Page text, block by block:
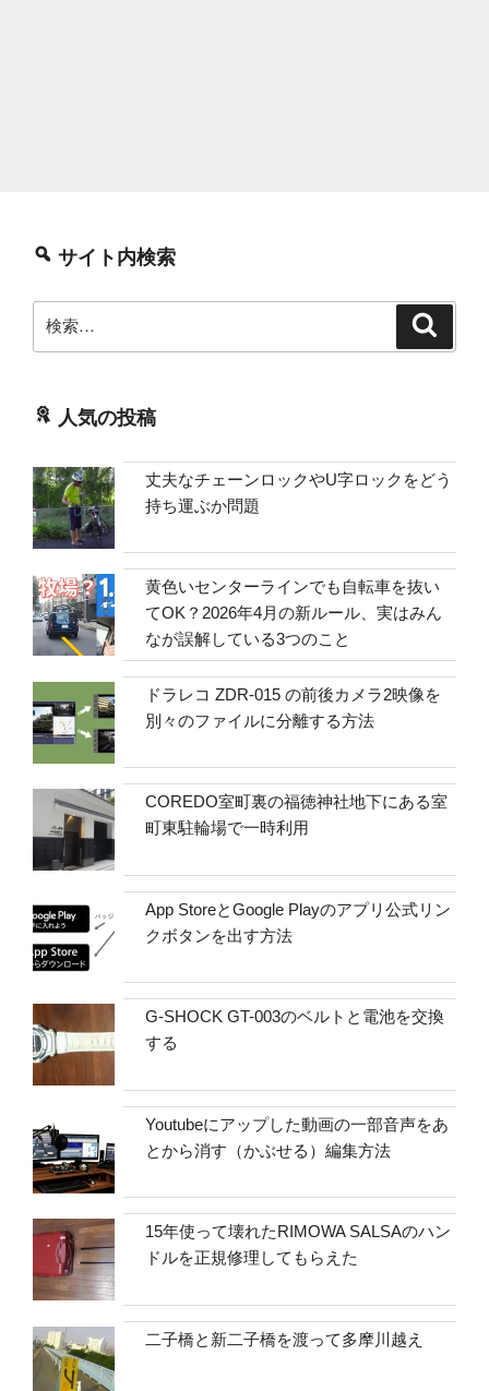
サイト内検索
索:
人気の投稿
丈夫なチェーンロックやU字ロックをどう
持ち運ぶか問題
黄色いセンターラインでも自転車を抜い
てOK？2026年4月の新ルール、実はみん
なが誤解している3つのこと
ドラレコ ZDR-015 の前後カメラ2映像を
別々のファイルに分離する方法
COREDO室町裏の福徳神社地下にある室
町東駐輪場で一時利用
App StoreとGoogle Playのアプリ公式リン
クボタンを出す方法
G-SHOCK GT-003のベルトと電池を交換
する
Youtubeにアップした動画の一部音声をあ
とから消す（かぶせる）編集方法
15年使って壊れたRIMOWA SALSAのハン
ドルを正規修理してもらえた
二子橋と新二子橋を渡って多摩川越え